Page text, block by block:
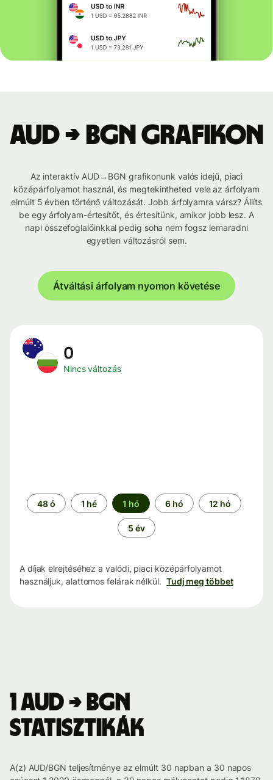
AUD → BGN grafikon
Az interaktív AUD→BGN grafikonunk valós idejű, piaci
középárfolyamot használ, és megtekintheted vele az árfolyam
elmúlt 5 évben történő változását. Jobb árfolyamra vársz? Állíts
be egy árfolyam-értesítőt, és értesítünk, amikor jobb lesz. A
napi összefoglalóinkkal pedig soha nem fogsz lemaradni
egyetlen változásról sem.
Átváltási árfolyam nyomon követése
0
Nincs változás
Időszak
48 ó 1 hé 1 hó 6 hó 12 hó
5 év
A díjak elrejtéséhez a valódi, piaci középárfolyamot
használjuk, alattomos felárak nélkül. Tudj meg többet
1 AUD → BGN
statisztikák
A(z) AUD/BGN teljesítménye az elmúlt 30 napban a 30 napos